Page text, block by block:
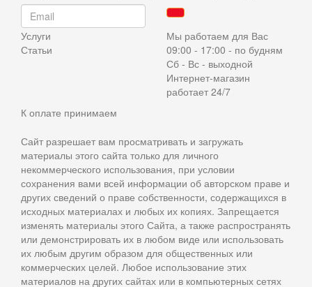
Услуги
Статьи
Мы работаем для Вас
09:00 - 17:00 - по будням
Сб - Вс - выходной
Интернет-магазин
работает 24/7
К оплате принимаем
Сайт разрешает вам просматривать и загружать
материалы этого сайта только для личного
некоммерческого использования, при условии
сохранения вами всей информации об авторском праве и
других сведений о праве собственности, содержащихся в
исходных материалах и любых их копиях. Запрещается
изменять материалы этого Сайта, а также распространять
или демонстрировать их в любом виде или использовать
их любым другим образом для общественных или
коммерческих целей. Любое использование этих
материалов на других сайтах или в компьютерных сетях